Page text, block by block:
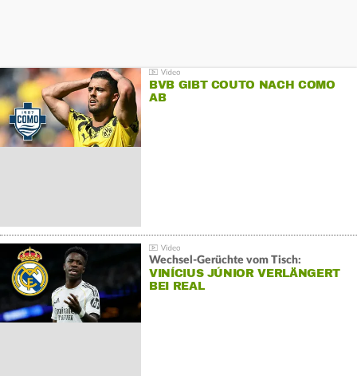
BVB GIBT COUTO NACH COMO
AB
Wechsel-Gerüchte vom Tisch:
VINÍCIUS JÚNIOR VERLÄNGERT
BEI REAL